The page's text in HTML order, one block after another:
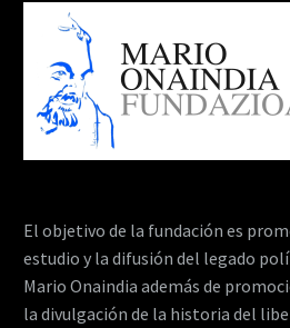
El objetivo de la fundación es
estudio y la difusión del legado
Mario Onaindia además de
la divulgación de la historia del